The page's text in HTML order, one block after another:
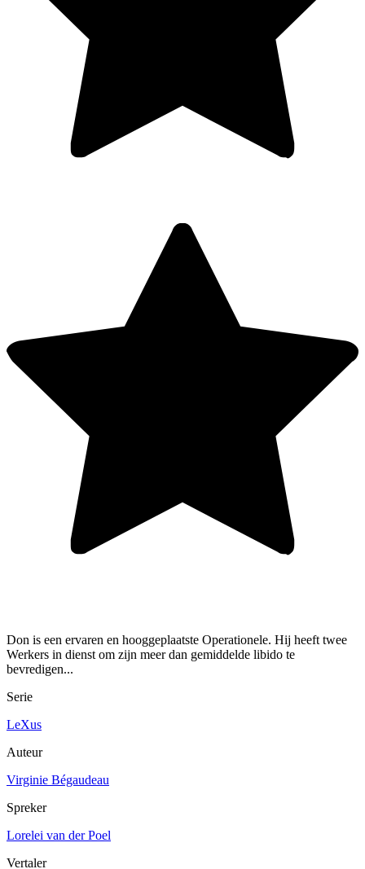
Don is een ervaren en hooggeplaatste Operationele. Hij heeft twee
Werkers in dienst om zijn meer dan gemiddelde libido te
bevredigen...
Serie
LeXus
Auteur
Virginie Bégaudeau
Spreker
Lorelei van der Poel
Vertaler